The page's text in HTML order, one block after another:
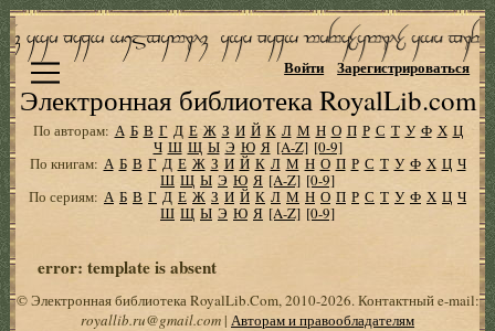
Электронная библиотека RoyalLib.com
Войти Зарегистрироваться
По авторам: А Б В Г Д Е Ж З И Й К Л М Н О П Р С Т У Ф Х Ц
Ч Ш Щ Ы Э Ю Я [A-Z] [0-9]
По книгам: А Б В Г Д Е Ж З И Й К Л М Н О П Р С Т У Ф Х Ц Ч
Ш Щ Ы Э Ю Я [A-Z] [0-9]
По сериям: А Б В Г Д Е Ж З И Й К Л М Н О П Р С Т У Ф Х Ц Ч
Ш Щ Ы Э Ю Я [A-Z] [0-9]
error: template is absent
© Электронная библиотека RoyalLib.Com, 2010-2026. Контактный e-mail:
royallib.ru@gmail.com | Авторам и правообладателям